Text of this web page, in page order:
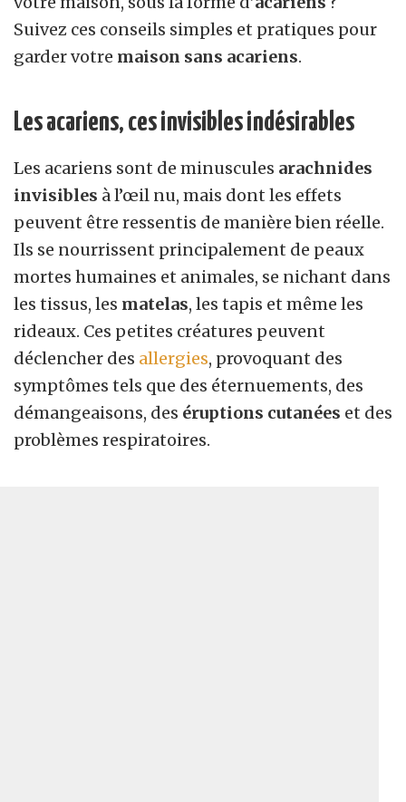
Suivez ces conseils simples et pratiques pour
garder votre maison sans acariens.
Les acariens, ces invisibles indésirables
Les acariens sont de minuscules arachnides
invisibles à l’œil nu, mais dont les effets
peuvent être ressentis de manière bien réelle.
Ils se nourrissent principalement de peaux
mortes humaines et animales, se nichant dans
les tissus, les matelas, les tapis et même les
rideaux. Ces petites créatures peuvent
déclencher des allergies, provoquant des
symptômes tels que des éternuements, des
démangeaisons, des éruptions cutanées et des
problèmes respiratoires.